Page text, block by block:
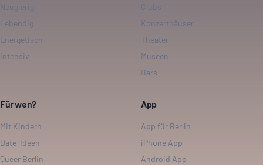
Neugierig
Lebendig
Energetisch
Intensiv
Clubs
Konzerthäuser
Theater
Museen
Bars
Für wen?
Mit Kindern
Date-Ideen
Queer Berlin
App
App für Berlin
iPhone App
Android App